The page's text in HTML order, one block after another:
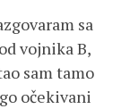
sa
vojnika B,
sam tamo
očekivani